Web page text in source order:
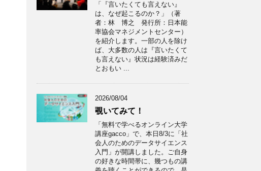
「『言いたくても言えない』
は、なぜ起こるのか？」（著
者：林 博之 発行所：日本能
率協会マネジメントセンター）
を紹介します。一部の人を除け
ば、大多数の人は『言いたくて
も言えない』状況は経験済みだ
とおもい ...
2026/08/04
覗いてみて！
「無料で学べるオンライン大学
講座gacco」で、本日8/3に「社
会人のためのデータサイエンス
入門」が開講しました。ご自身
の好きな時間帯に、幾つもの講